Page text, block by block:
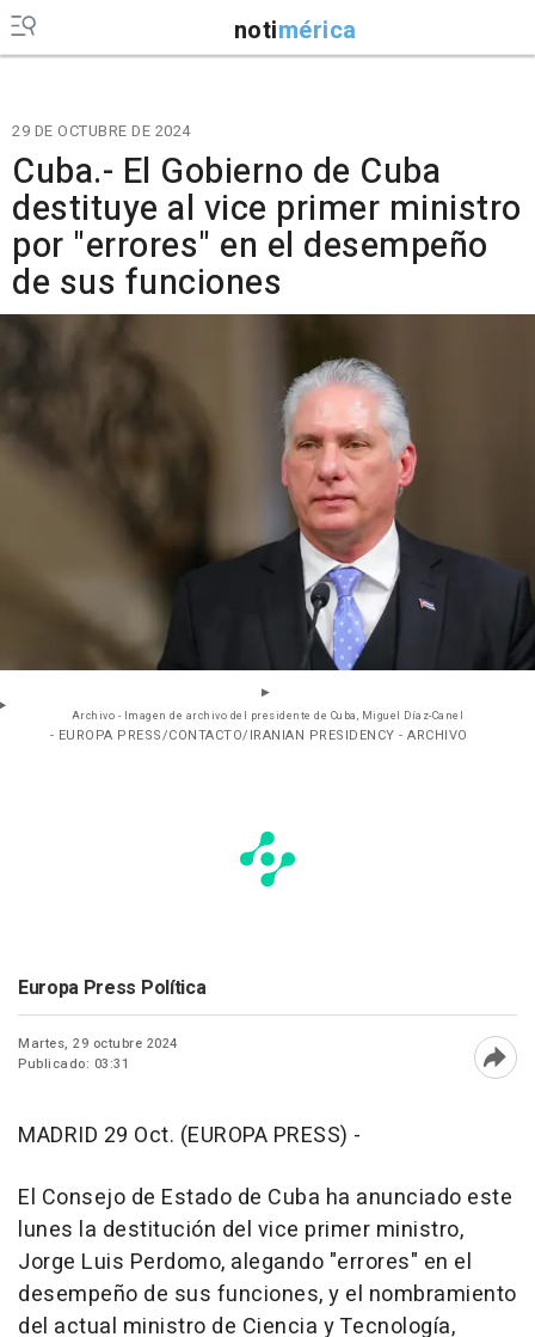
notimérica
29 DE OCTUBRE DE 2024
Cuba.- El Gobierno de Cuba
destituye al vice primer ministro
por "errores" en el desempeño
de sus funciones
Archivo - Imagen de archivo del presidente de Cuba, Miguel Díaz-Canel
- EUROPA PRESS/CONTACTO/IRANIAN PRESIDENCY - ARCHIVO
Europa Press Política
Martes, 29 octubre 2024
Publicado: 03:31
MADRID 29 Oct. (EUROPA PRESS) -
El Consejo de Estado de Cuba ha anunciado este
lunes la destitución del vice primer ministro,
Jorge Luis Perdomo, alegando "errores" en el
desempeño de sus funciones, y el nombramiento
del actual ministro de Ciencia y Tecnología,